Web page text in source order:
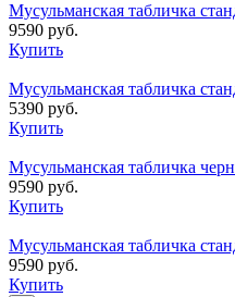
Мусульманская табличка
9590 руб.
Купить
Мусульманская табличка
5390 руб.
Купить
Мусульманская табличка
9590 руб.
Купить
Мусульманская табличка
9590 руб.
Купить